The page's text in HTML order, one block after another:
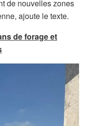
de nouvelles zones
ajoute le texte.
de forage et